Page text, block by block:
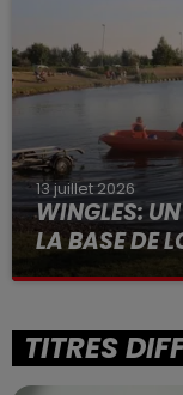
13 juillet 2026
WINGLES:
LA BASE DE
La victime a
TITRES